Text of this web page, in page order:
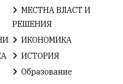
Право
ВиКСливен
България2025
МЕСТНА ВЛАСТ И
РЕШЕНИЯ
ИКОНОМИКА
ИСТОРИЯ
Образование